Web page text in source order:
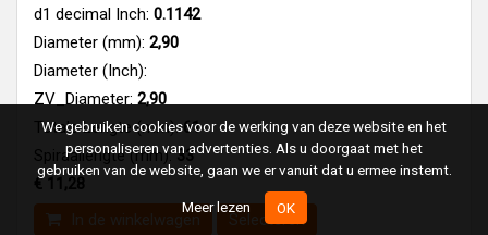
d1 decimal Inch: 0.1142
Diameter (mm): 2,90
Diameter (Inch):
ZV_Diameter: 2,90
Totale Lengte (mm):61
Spiraallengte (mm):33
€ 11,28
In de winkelwagen
Selecteren
We gebruiken cookies voor de werking van deze website en het
personaliseren van advertenties. Als u doorgaat met het
gebruiken van de website, gaan we er vanuit dat u ermee instemt.
Meer lezen OK